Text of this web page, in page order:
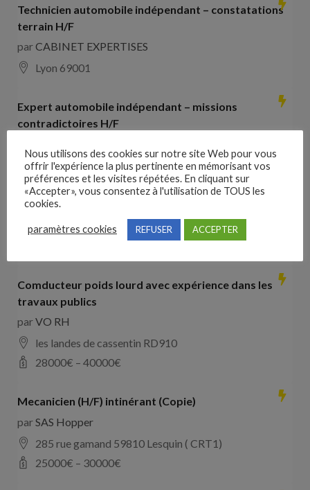
Technicien automobile indépendant – constatations
terrain H/F
parCABINET EXPERTISES
Lyon 69001
Expert automobile indépendant – missions
contradictoires H/F
Lyon 69001
Collaborateur comptable H/F
parHays France
Comducteur poids lourd avec expérience dans les
travaux publics
parVO RH
les landes de cassentin RD910
28000€ – 40000€
Mecanicien (H/F) intinérant (Copie)
parSAS Hopper
285 rue gamand 59810 Lesquin ( CRT1)
25000€ – 30000€
Nous utilisons des cookies sur notre site Web pour vous
offrir l'expérience la plus pertinente en mémorisant vos
préférences et les visites répétées. En cliquant sur
«Accepter», vous consentez à l'utilisation de TOUS les
cookies.
paramètres cookies REFUSER ACCEPTER